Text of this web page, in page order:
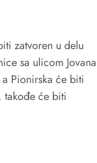
zatvoren u delu
sa ulicom Jovana
Pionirska će biti
takođe će biti